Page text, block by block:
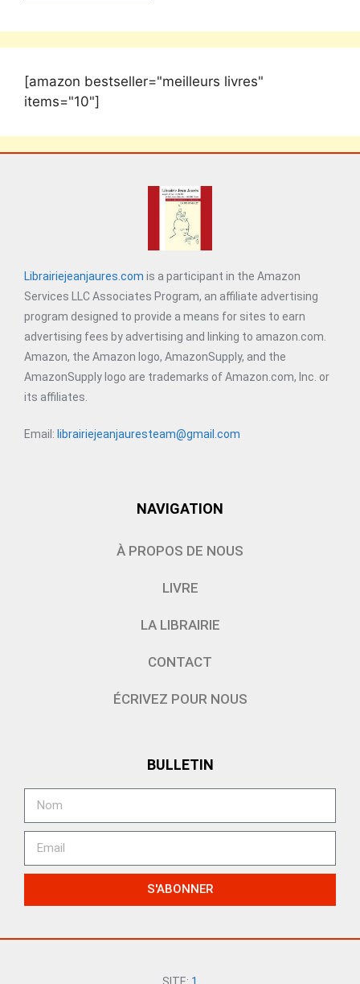
[amazon bestseller="meilleurs livres"
items="10"]
Librairiejeanjaures.com is a participant in the Amazon
Services LLC Associates Program, an affiliate advertising
program designed to provide a means for sites to earn
advertising fees by advertising and linking to amazon.com.
Amazon, the Amazon logo, AmazonSupply, and the
AmazonSupply logo are trademarks of Amazon.com, Inc. or
its affiliates.
Email: librairiejeanjauresteam@gmail.com
NAVIGATION
À PROPOS DE NOUS
LIVRE
LA LIBRAIRIE
CONTACT
ÉCRIVEZ POUR NOUS
BULLETIN
S'ABONNER
SITE: 1